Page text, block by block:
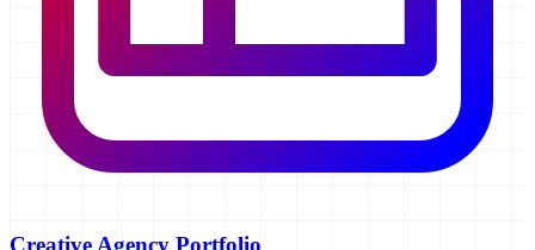
Creative Agency Portfolio